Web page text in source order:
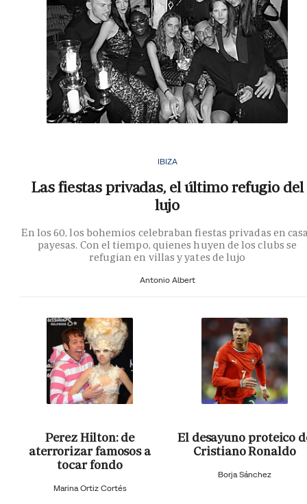
IBIZA
Las fiestas privadas, el último refugio del
lujo
En los 60, los bohemios celebraban fiestas privadas en
payesas. Con el tiempo, quienes huyen de los clubs se
refugian en villas y yates de lujo
Antonio Albert
Perez Hilton: de
aterrorizar famosos a
tocar fondo
Marina Ortiz Cortés
El desayuno proteico
Cristiano Ronaldo
Borja Sánchez